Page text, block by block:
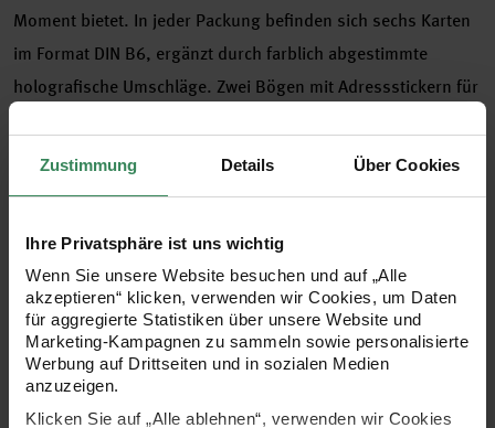
Zustimmung Details Über Cookies
Ihre Privatsphäre ist uns wichtig
Wenn Sie unsere Website besuchen und auf „Alle
akzeptieren“ klicken, verwenden wir Cookies, um Daten
für aggregierte Statistiken über unsere Website und
Marketing-Kampagnen zu sammeln sowie personalisierte
Werbung auf Drittseiten und in sozialen Medien
anzuzeigen.
Klicken Sie auf „Alle ablehnen“, verwenden wir Cookies
Moment bietet. In jeder Packung befinden sich sechs Karten
im Format DIN B6, ergänzt durch farblich abgestimmte
holografische Umschläge. Zwei Bögen mit Adressstickern für
und praktischen Versand. Durch ihre markante Optik lassen
- 3D-Applikationen für ein beeindruckendes Design
- holografische Effekte für einen besonderen Glanz
- ideal für persönliche und besondere Anlässe